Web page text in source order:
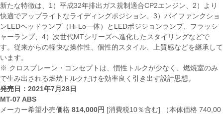
新たな特徴は、1）平成32年排出ガス規制適合CP2エンジン、2）より
快適でアップライトなライディングポジション、3）バイファンクショ
ンLEDヘッドランプ（Hi-Lo一体）とLEDポジションランプ、フラッシ
ャーランプ、4）次世代MTシリーズへ進化したスタイリングなどで
す。従来からの軽快な操作性、個性的スタイル、上質感などを継承して
います。
※ クロスプレーン・コンセプトは、慣性トルクが少なく、燃焼室のみ
で生み出される燃焼トルクだけを効率良く引き出す設計思想。
発売日：2021年7月28日
MT-07 ABS
メーカー希望小売価格 814,000円 [消費税10％含む] （本体価格 740,00